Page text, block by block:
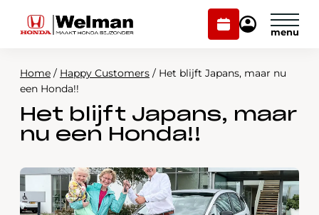
Plan
onderhoud
Mijn
Modellen
Voorraad
Over ons
Plan onderhoud
Home / Happy Customers / Het blijft Japans, maar nu
een Honda!!
Het blijft Japans, maar
nu een Honda!!